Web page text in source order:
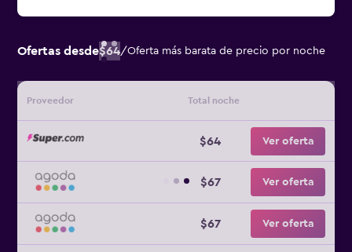
Ofertas desde$64/Oferta más barata de precio por noche
Proveedor Total noche
$64 Ver oferta
$67 Ver oferta
$67 Ver oferta